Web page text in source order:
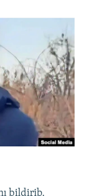
bildirib.